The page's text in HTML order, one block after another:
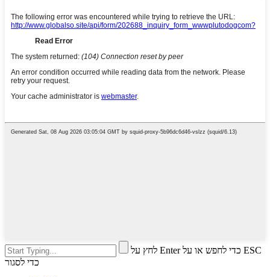
לחץ על Enter כדי לחפש או על ESC
כדי לסגור